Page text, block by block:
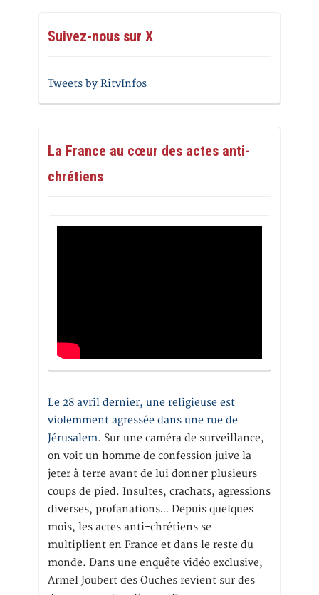
Suivez-nous sur X
Tweets by RitvInfos
La France au cœur des actes anti-
chrétiens
Le 28 avril dernier, une religieuse est
violemment agressée dans une rue de
Jérusalem. Sur une caméra de surveillance,
on voit un homme de confession juive la
jeter à terre avant de lui donner plusieurs
coups de pied. Insultes, crachats, agressions
diverses, profanations… Depuis quelques
mois, les actes anti-chrétiens se
multiplient en France et dans le reste du
monde. Dans une enquête vidéo exclusive,
Armel Joubert des Ouches revient sur des